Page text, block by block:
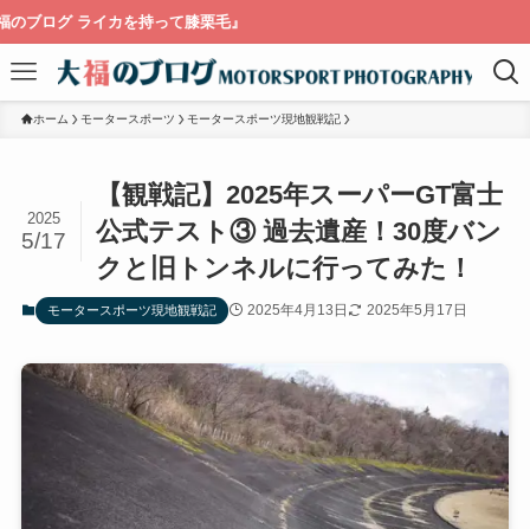
栗毛』
ホーム モータースポーツ モータースポーツ現地観戦記
【観戦記】2025年スーパーGT富士
公式テスト③ 過去遺産！30度バン
クと旧トンネルに行ってみた！
2025
5/17
モータースポーツ現地観戦記 2025年4月13日 2025年5月17日